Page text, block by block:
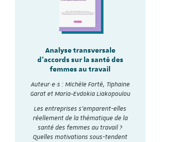
Analyse transversale
d'accords sur la santé des
femmes au travail
Auteur·e·s : Michèle Forté, Tiphaine
Garat et Maria-Evdokia Liakopoulou
Les entreprises s’emparent-elles
réellement de la thématique de la
santé des femmes au travail ?
Quelles motivations sous-tendent